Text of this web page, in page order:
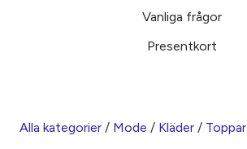
Vanliga frågor
Presentkort
Alla kategorier / Mode / Kläder / Toppar